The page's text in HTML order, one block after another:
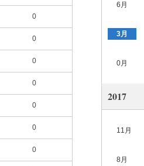
0
0
0
0
0
0
0
6月
3月
0月
2017
11月
8月